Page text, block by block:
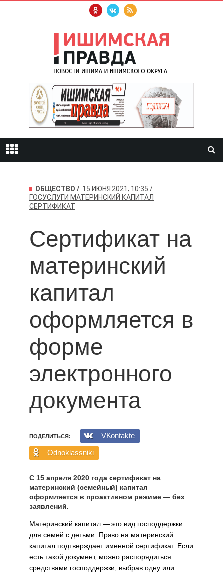
ОБЩЕСТВО
15 ИЮНЯ 2021, 10:35
ГОСУСЛУГИ МАТЕРИНСКИЙ КАПИТАЛ
СЕРТИФИКАТ
Сертификат на
материнский
капитал
оформляется в
форме
электронного
документа
ПОДЕЛИТЬСЯ:
VKontakte
Odnoklassniki
С 15 апреля 2020 года сертификат на
материнский (семейный) капитал
оформляется в проактивном режиме — без
заявлений.
Материнский капитал — это вид господдержки
для семей с детьми. Право на материнский
капитал подтверждает именной сертификат. Если
есть такой документ, можно распорядиться
средствами господдержки, выбрав одну или